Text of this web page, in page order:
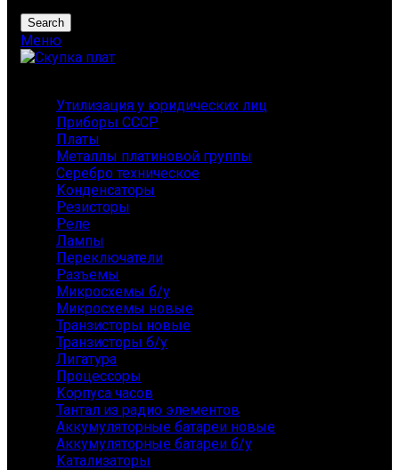
Search
Меню
Утилизация у юридических лиц
Приборы СССР
Платы
Металлы платиновой группы
Серебро техническое
Конденсаторы
Резисторы
Реле
Лампы
Переключатели
Разъемы
Микросхемы б/у
Микросхемы новые
Транзисторы новые
Транзисторы б/у
Лигатура
Процессоры
Корпуса часов
Тантал из радио элементов
Аккумуляторные батареи новые
Аккумуляторные батареи б/у
Катализаторы